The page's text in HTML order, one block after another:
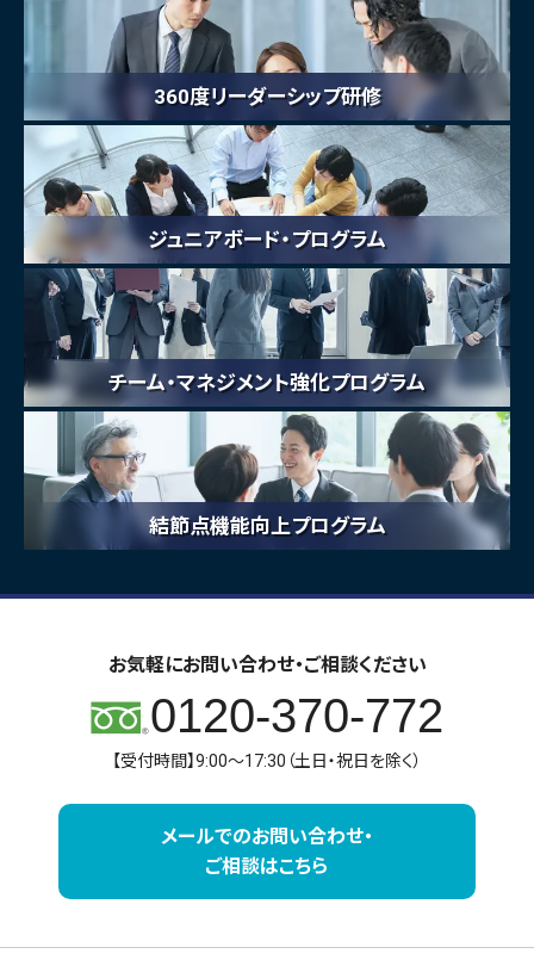
360度リーダーシップ研修
ジュニアボード・プログラム
チーム・マネジメント強化プログラム
結節点機能向上プログラム
お気軽にお問い合わせ・ご相談ください
0120-370-772
【受付時間】9:00～17:30（土日・祝日を除く）
メールでのお問い合わせ・
ご相談はこちら